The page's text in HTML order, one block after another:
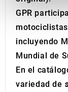
provide social
We also share
may combine
provided to
of their
GPR
incluyendo
Mundial de
En el
variedad de